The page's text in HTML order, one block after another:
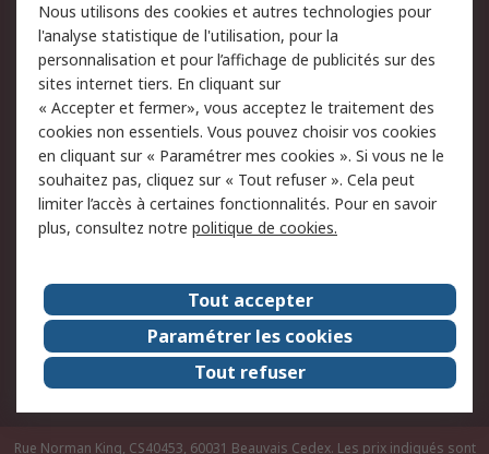
du site
Politique de protection
des données - Mise à
jour
Sécurité des E-mails
Conditions générales
de vente
Politique anti-
corruption
Campagnes marketing
A propos de RS
A propos de RS France
Evénements
Le groupe RS Group Plc
Presse
RS dans le monde
Démarche RSE
Nous rejoindre
RS Particuliers
Rue Norman King, CS40453, 60031 Beauvais Cedex. Les prix indiqués sont
Nous utilisons des cookies et autres technologies pour
l'analyse statistique de l'utilisation, pour la
personnalisation et pour l’affichage de publicités sur des
sites internet tiers. En cliquant sur
« Accepter et fermer», vous acceptez le traitement des
cookies non essentiels. Vous pouvez choisir vos cookies
en cliquant sur « Paramétrer mes cookies ». Si vous ne le
souhaitez pas, cliquez sur « Tout refuser ». Cela peut
limiter l’accès à certaines fonctionnalités. Pour en savoir
plus, consultez notre politique de cookies.
Tout accepter
Paramétrer les cookies
Tout refuser